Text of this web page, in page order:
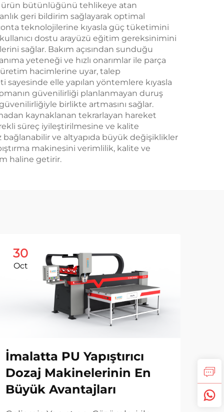
ürün bütünlüğünü tehlikeye atan
geri bildirim sağlayarak optimal
teknolojilerine kıyasla güç tüketimini
dostu arayüzü eğitim gereksinimini
sağlar. Bakım açısından sunduğu
yeteneği ve hızlı onarımlar ile parça
üretim hacimlerine uyar, talep
elle yapılan yöntemlere kıyasla
güvenilirliği planlanmayan duruş
birlikte artmasını sağlar.
kaynaklanan tekrarlayan hareket
süreç iyileştirilmesine ve kalite
ve altyapıda büyük değişiklikler
makinesini verimlilik, kalite ve
haline getirir.
30
Oct
İmalatta PU Yapıştırıcı
Dozaj Makinelerinin En
Büyük Avantajları